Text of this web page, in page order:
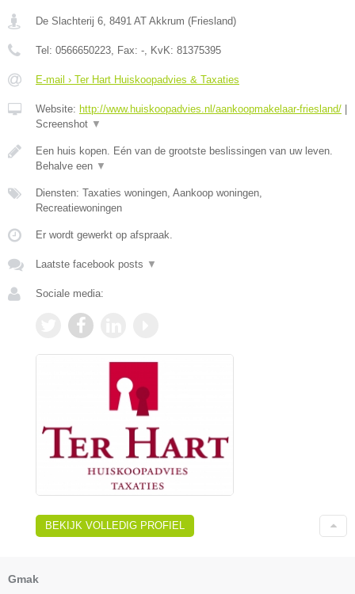
De Slachterij 6, 8491 AT Akkrum (Friesland)
Tel: 0566650223, Fax: -, KvK: 81375395
E-mail › Ter Hart Huiskoopadvies & Taxaties
Website: http://www.huiskoopadvies.nl/aankoopmakelaar-friesland/
Screenshot ▼
Een huis kopen. Eén van de grootste beslissingen van uw leven.
Behalve een ▼
Diensten: Taxaties woningen, Aankoop woningen,
Recreatiewoningen
Er wordt gewerkt op afspraak.
Laatste facebook posts ▼
Sociale media:
BEKIJK VOLLEDIG PROFIEL
Gmak